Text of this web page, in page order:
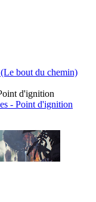
bout du chemin)
d'ignition
- Point d'ignition